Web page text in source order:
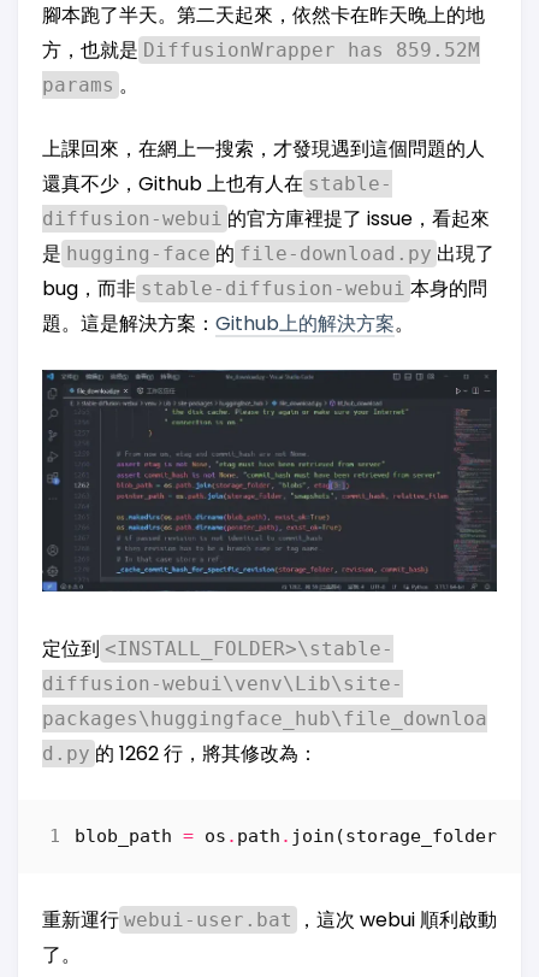
腳本跑了半天。第二天起來，依然卡在昨天晚上的地
方，也就是 DiffusionWrapper has 859.52M
params 。
上課回來，在網上一搜索，才發現遇到這個問題的人
還真不少，Github 上也有人在 stable-
diffusion-webui 的官方庫裡提了 issue，看起來
是 hugging-face 的 file-download.py 出現了
bug，而非 stable-diffusion-webui 本身的問
題。這是解決方案： Github上的解決方案。
定位到 <INSTALL_FOLDER>\stable-
diffusion-webui\venv\Lib\site-
packages\huggingface_hub\file_downloa
d.py 的 1262 行，將其修改為：
blob_path = os . path . join (storage_folder
重新運行 webui-user.bat
，這次 webui 順利啟動
了。